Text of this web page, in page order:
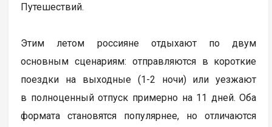
Путешествий.
Этим летом россияне отдыхают по двум
основным сценариям: отправляются в короткие
поездки на выходные (1-2 ночи) или уезжают
в полноценный отпуск примерно на 11 дней. Оба
формата становятся популярнее, но отличаются